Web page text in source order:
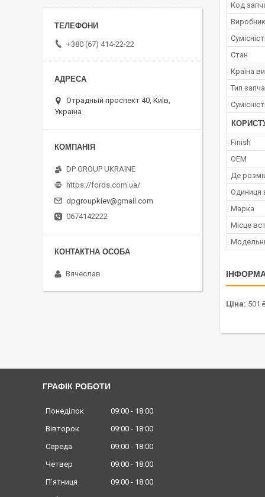
Код
Виробник
Стан
Країна
Тип
Finish
OEM
Де
Одиниця
Марка
Місце
Ціна: 501
+380 (67) 414-22-22
Отрадный проспект 40, Київ,
Україна
DP GROUP UKRAINE
https://fords.com.ua/
dpgroupkiev@gmail.com
0674142222
Вячеслав
ГРАФІК РОБОТИ
Понеділок 09:00
18:00
Вівторок
09:00
18:00
Середа
09:00
18:00
Четвер
09:00
18:00
Пʼятниця
09:00
18:00